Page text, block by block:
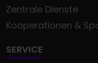
Zentrale Dienste
Kooperationen &
SERVICE